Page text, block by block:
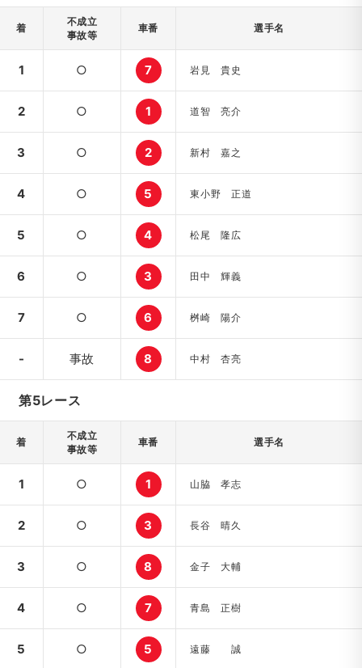
着
不成立
事故等
車番 選手名
1 ○ 7 岩見 貴史
2 ○ 1 道智 亮介
3 ○ 2 新村 嘉之
4 ○ 5 東小野 正道
5 ○ 4 松尾 隆広
6 ○ 3 田中 輝義
7 ○ 6 桝崎 陽介
- 事故 8 中村 杏亮
第5レース
着
不成立
事故等
車番 選手名
1 ○ 1 山脇 孝志
2 ○ 3 長谷 晴久
3 ○ 8 金子 大輔
4 ○ 7 青島 正樹
5 ○ 5 遠藤 誠